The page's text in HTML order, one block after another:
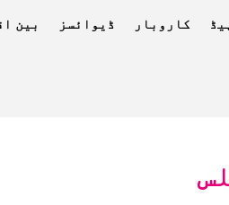
کاروبار ڈیوائسز بین